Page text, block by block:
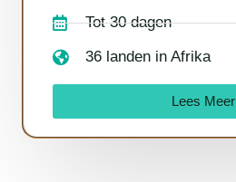
Tot 30 dagen
36 landen in Afrika
Lees Meer